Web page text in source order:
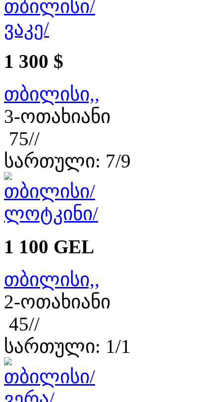
1 300 $
თბილისი,,
3-ოთახიანი
75//
სართული: 7/9
1 100 GEL
თბილისი,,
2-ოთახიანი
45//
სართული: 1/1